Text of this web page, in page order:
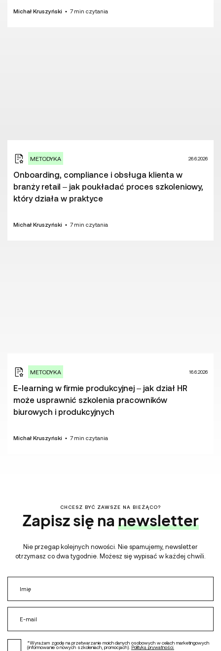
Michał Kruszyński • 7 min czytania
METODYKA 26.6.2026
Onboarding, compliance i obsługa klienta w
branży retail – jak poukładać proces szkoleniowy,
który działa w praktyce
Michał Kruszyński • 7 min czytania
METODYKA 16.6.2026
E-learning w firmie produkcyjnej – jak dział HR
może usprawnić szkolenia pracowników
biurowych i produkcyjnych
Michał Kruszyński • 7 min czytania
CHCESZ BYĆ ZAWSZE NA BIEŻĄCO?
Zapisz się na newsletter
Nie przegap kolejnych nowości. Nie spamujemy, newsletter
otrzymasz co dwa tygodnie. Możesz się wypisać w każdej chwili.
*Wyrażam zgodę na przetwarzanie moich danych osobowych w celach marketingowych
(informowanie o nowych szkoleniach, promocjach). Polityką prywatności.